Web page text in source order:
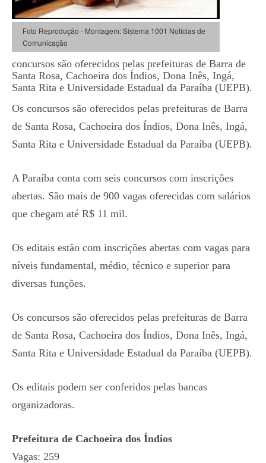
Foto Reprodução - Montagem: Sistema 1001 Notícias de
Comunicação
concursos são oferecidos pelas prefeituras de Barra de
Santa Rosa, Cachoeira dos Índios, Dona Inês, Ingá,
Santa Rita e Universidade Estadual da Paraíba (UEPB).
Os concursos são oferecidos pelas prefeituras de Barra
de Santa Rosa, Cachoeira dos Índios, Dona Inês, Ingá,
Santa Rita e Universidade Estadual da Paraíba (UEPB).
A Paraíba conta com seis concursos com inscrições
abertas. São mais de 900 vagas oferecidas com salários
que chegam até R$ 11 mil.
Os editais estão com inscrições abertas com vagas para
níveis fundamental, médio, técnico e superior para
diversas funções.
Os concursos são oferecidos pelas prefeituras de Barra
de Santa Rosa, Cachoeira dos Índios, Dona Inês, Ingá,
Santa Rita e Universidade Estadual da Paraíba (UEPB).
Os editais podem ser conferidos pelas bancas
organizadoras.
Prefeitura de Cachoeira dos Índios
Vagas: 259